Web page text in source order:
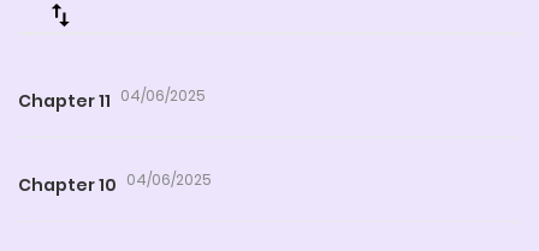
Chapter 11 04/06/2025
Chapter 10 04/06/2025